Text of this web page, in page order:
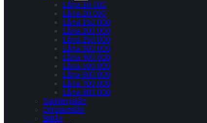
Låna 10 000
Låna 20 000
Låna 150 000
Låna 200 000
Låna 250 000
Låna 300 000
Låna 400 000
Låna 500 000
Låna 600 000
Låna 700 000
Låna 800 000
Samlingslån
Omstartslån
Billån